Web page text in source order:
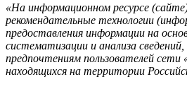
«На информационном ресурсе
рекомендательные технологии
предоставления информации на
систематизации и анализа
предпочтениям пользователей сети
находящихся на территории